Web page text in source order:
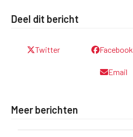
Deel dit bericht
Twitter Facebook
Email
Meer berichten